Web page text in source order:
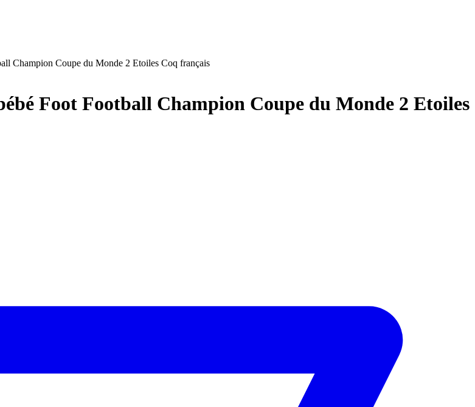
Champion Coupe du Monde 2 Etoiles Coq français
Foot Football Champion Coupe du Monde 2 Etoiles